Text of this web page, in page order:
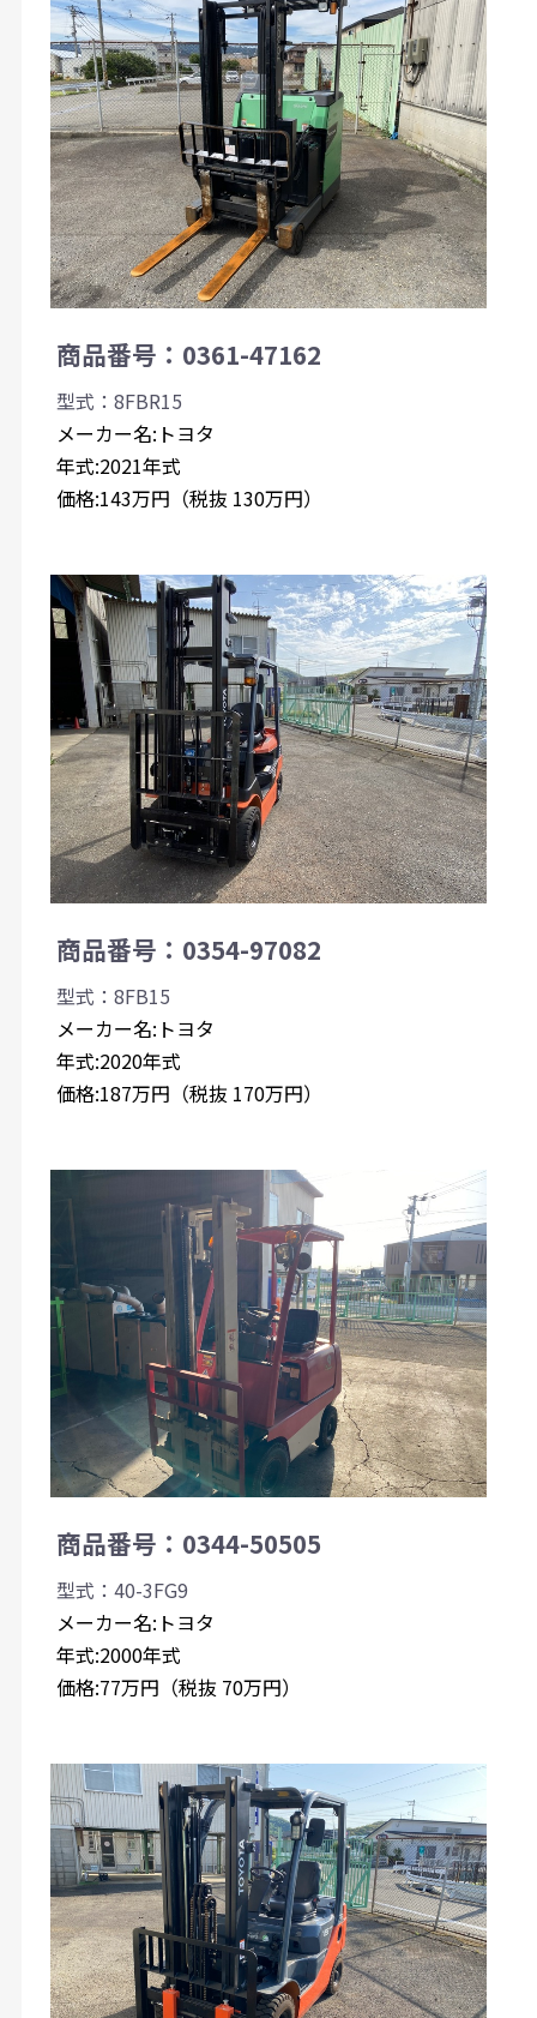
商品番号：0361-47162
型式：8FBR15
メーカー名:トヨタ
年式:2021年式
価格:143万円（税抜 130万円）
商品番号：0354-97082
型式：8FB15
メーカー名:トヨタ
年式:2020年式
価格:187万円（税抜 170万円）
商品番号：0344-50505
型式：40-3FG9
メーカー名:トヨタ
年式:2000年式
価格:77万円（税抜 70万円）